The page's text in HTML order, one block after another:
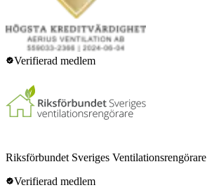
Verifierad medlem
Riksförbundet Sveriges Ventilationsrengörare
Verifierad medlem